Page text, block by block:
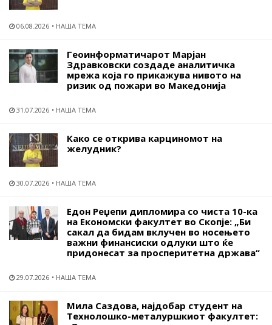
06.08.2026 НАША ТЕМА
Геоинформатичарот Марјан
Здравковски создаде аналитичка
мрежа која го прикажува нивото на
ризик од пожари во Македонија
31.07.2026 НАША ТЕМА
Како се открива карциномот на
желудник?
30.07.2026 НАША ТЕМА
Едон Реџепи дипломира со чиста 10-ка
на Економски факултет во Скопје: „Би
сакал да бидам вклучен во носењето
важни финансиски одлуки што ќе
придонесат за просперитетна држава“
29.07.2026 НАША ТЕМА
Мила Саздова, најдобар студент на
Технолошко-металуршкиот факултет: